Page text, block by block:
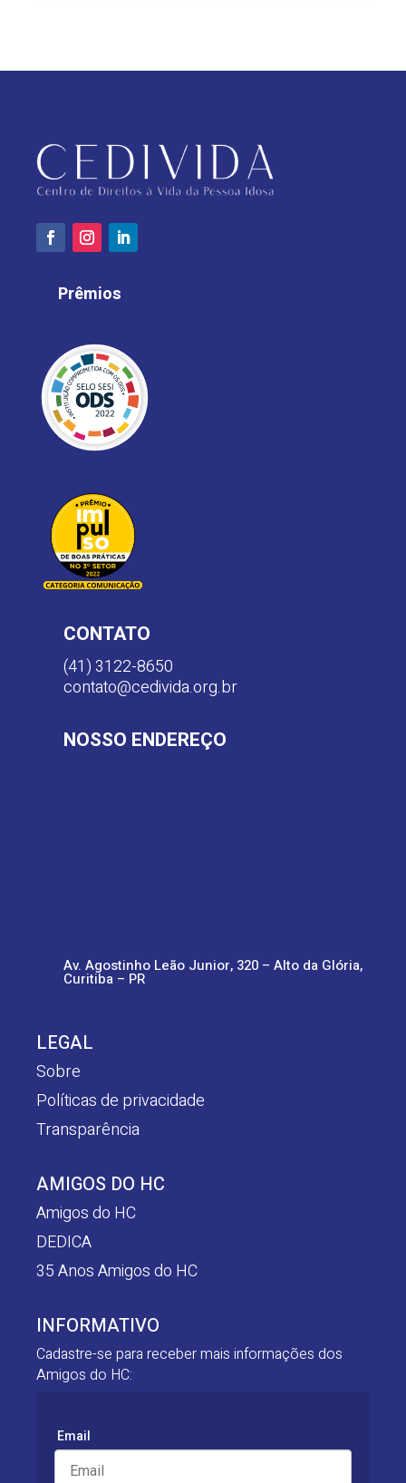
Prêmios
CONTATO
(41) 3122-8650
contato@cedivida.org.br
NOSSO ENDEREÇO
Av. Agostinho Leão Junior, 320 – Alto da Glória,
Curitiba – PR
LEGAL
Sobre
Políticas de privacidade
Transparência
AMIGOS DO HC
Amigos do HC
DEDICA
35 Anos Amigos do HC
INFORMATIVO
Cadastre-se para receber mais informações dos
Amigos do HC:
Email